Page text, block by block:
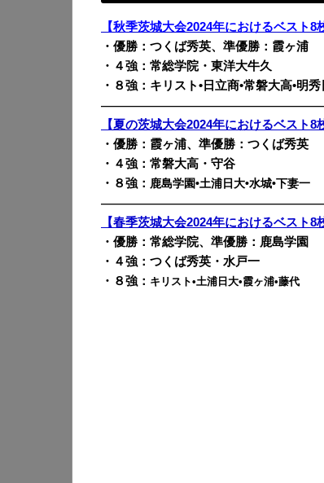
【秋季茨城大会2024年におけるベスト8
・優勝：つくば秀英、準優勝：霞ヶ浦
・４強：常総学院・東洋大牛久
・８強：キリスト•日立商•常磐大高•明
【夏の茨城大会2024年におけるベスト8
・優勝：霞ヶ浦、準優勝：つくば秀英
・４強：常磐大高・守谷
・８強： 鹿島学園•土浦日大•水城•下妻一
【春季茨城大会2024年におけるベスト8
・優勝：常総学院、準優勝：鹿島学園
・４強：つくば秀英・水戸一
・８強： キリスト•土浦日大•霞ヶ浦•藤代